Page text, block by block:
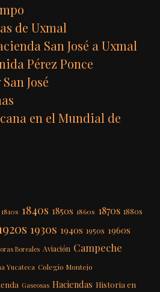
de Uxmal
San José a Uxmal
Pérez Ponce
José
en el Mundial de
1810s 1840s 1850s 1860s 1870s 1880s
1930s 1940s 1950s 1960s
Boreales Aviación Campeche
Yucateca Colegio Montejo
Gaseosas Haciendas Historia en